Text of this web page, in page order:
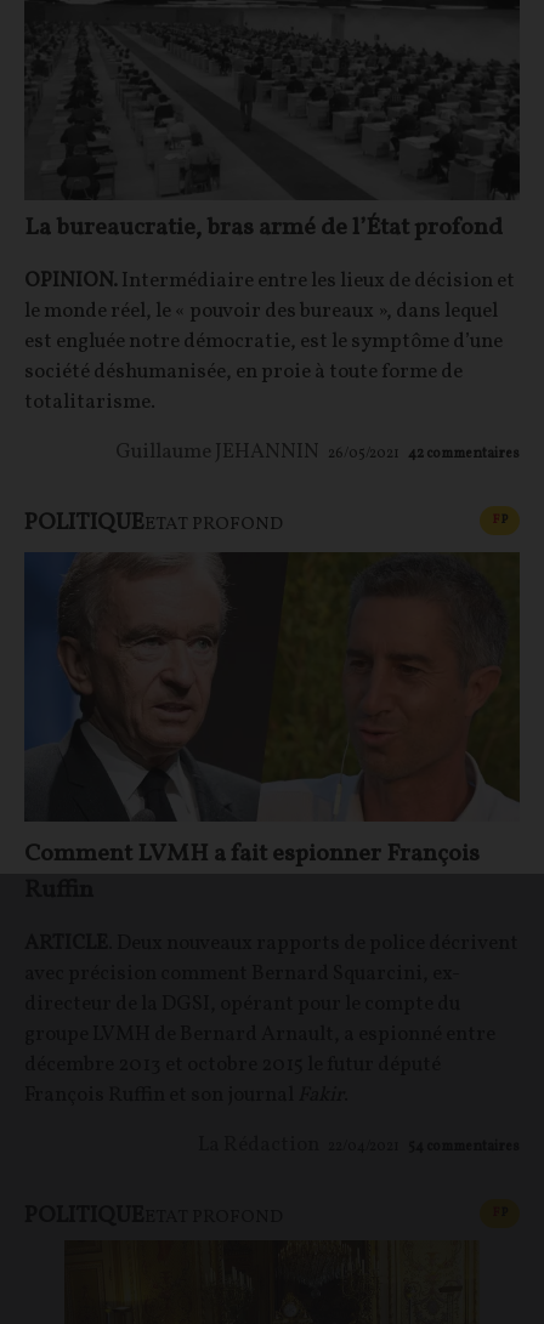
La bureaucratie, bras armé de l’État profond
OPINION.Intermédiaire entre les lieux de décision et
le monde réel, le « pouvoir des bureaux », dans lequel
est engluée notre démocratie, est le symptôme d’une
société déshumanisée, en proie à toute forme de
totalitarisme.
Guillaume JEHANNIN 26/05/2021 42commentaires
POLITIQUEETAT PROFOND FP
Comment LVMH a fait espionner François